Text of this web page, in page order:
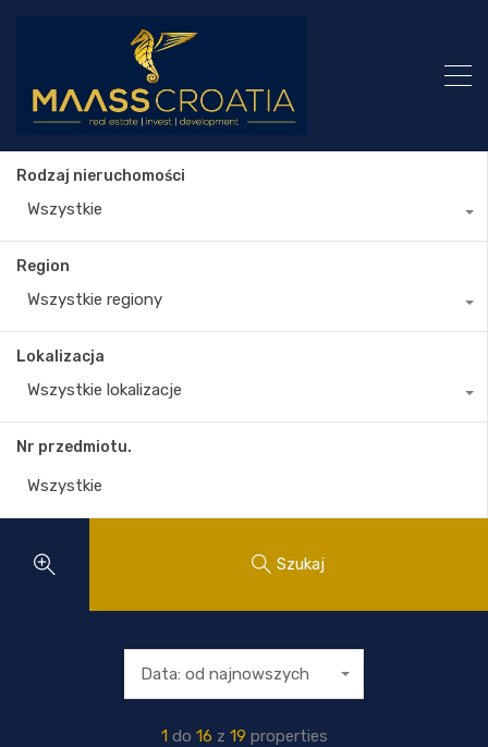
Rodzaj nieruchomości
Wszystkie
Region
Wszystkie regiony
Lokalizacja
Wszystkie lokalizacje
Nr przedmiotu.
Szukaj
1 do 16 z 19 properties
Data: od najnowszych